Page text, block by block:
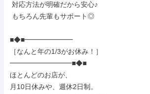
■◆■━━━━━━━
［なんと年の1/3がお休み！］
━━━━━━━━━■◆■
ほとんどのお店が、
月10日休みや、週休2日制。